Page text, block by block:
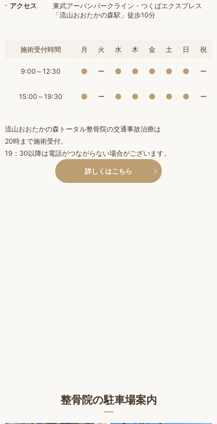
アクセス
東武アーバンパークライン・つくばエクスプレス
「流山おおたかの森駅」徒歩10分
施術受付時間 月 火 水 木 金 土 日 祝
9:00～12:30 ー ー
15:00～19:30 ー ー
流山おおたかの森トータル整骨院の交通事故治療は
20時まで施術受付。
19：30以降は電話がつながらない場合がございます。
詳しくはこちら
整骨院の駐車場案内